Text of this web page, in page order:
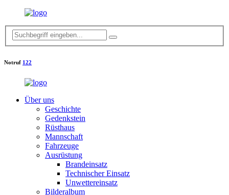
Notruf 122
Über uns
Geschichte
Gedenkstein
Rüsthaus
Mannschaft
Fahrzeuge
Ausrüstung
Brandeinsatz
Technischer Einsatz
Unwettereinsatz
Bilderalbum